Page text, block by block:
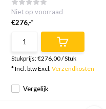
Vergelijk
Niet op voorraad
€276,-*
Stukprijs:€276,00/Stuk
* Incl. btw Excl.Verzendkosten